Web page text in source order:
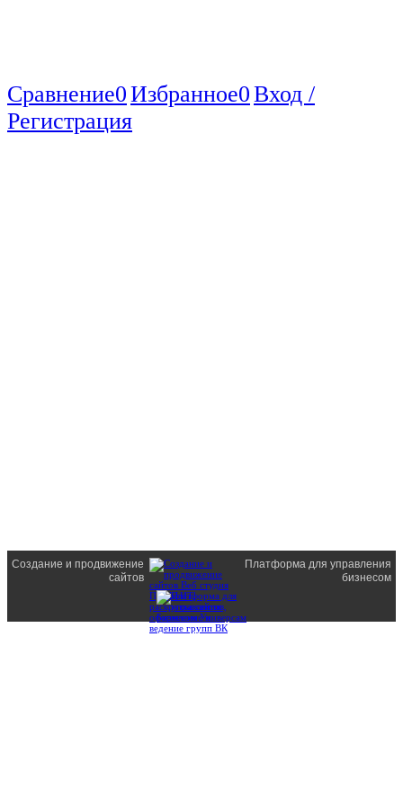
Сравнение0Избранное0Вход /
Регистрация
Создание и продвижение
сайтов
Платформа для управления
бизнесом